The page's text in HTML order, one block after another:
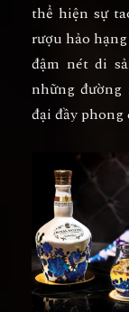
thể hiện sự
rượu hảo
đậm nét di
những
đại đầy phong